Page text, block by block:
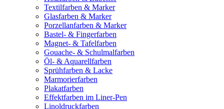
Textilfarben & Marker
Glasfarben & Marker
Porzellanfarben & Marker
Bastel- & Fingerfarben
Magnet- & Tafelfarben
Gouache- & Schulmalfarben
Öl- & Aquarellfarben
Sprühfarben & Lacke
Marmorierfarben
Plakatfarben
Effektfarben im Liner-Pen
Linoldruckfarben